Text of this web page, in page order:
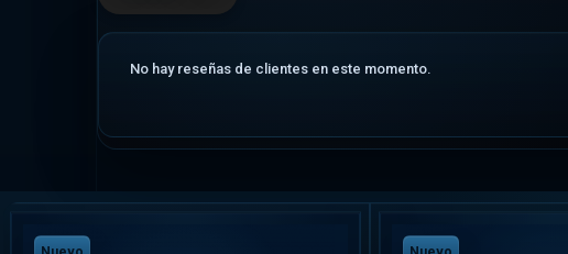
No hay reseñas de clientes en este momento.